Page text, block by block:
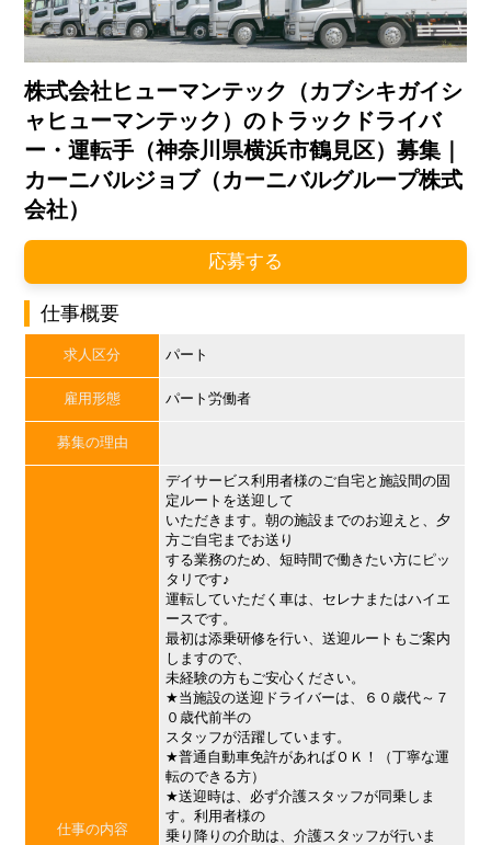
株式会社ヒューマンテック（カブシキガイシ
ャヒューマンテック）のトラックドライバ
ー・運転手（神奈川県横浜市鶴見区）募集｜
カーニバルジョブ（カーニバルグループ株式
会社）
応募する
仕事概要
求人区分 パート
雇用形態 パート労働者
募集の理由
仕事の内容
デイサービス利用者様のご自宅と施設間の固
定ルートを送迎して
いただきます。朝の施設までのお迎えと、夕
方ご自宅までお送り
する業務のため、短時間で働きたい方にピッ
タリです♪
運転していただく車は、セレナまたはハイエ
ースです。
最初は添乗研修を行い、送迎ルートもご案内
しますので、
未経験の方もご安心ください。
★当施設の送迎ドライバーは、６０歳代～７
０歳代前半の
スタッフが活躍しています。
★普通自動車免許があればＯＫ！（丁寧な運
転のできる方）
★送迎時は、必ず介護スタッフが同乗しま
す。利用者様の
乗り降りの介助は、介護スタッフが行いま